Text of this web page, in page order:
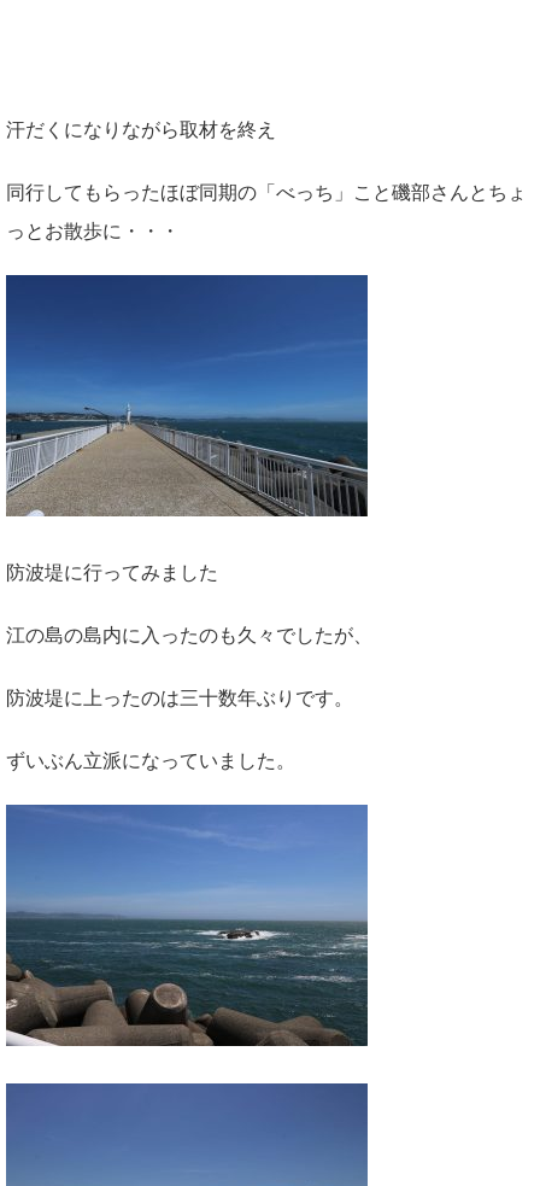
汗だくになりながら取材を終え
同行してもらったほぼ同期の「べっち」こと磯部さんとちょ
っとお散歩に・・・
防波堤に行ってみました
江の島の島内に入ったのも久々でしたが、
防波堤に上ったのは三十数年ぶりです。
ずいぶん立派になっていました。